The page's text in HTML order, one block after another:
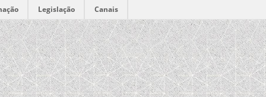
Legislação Canais